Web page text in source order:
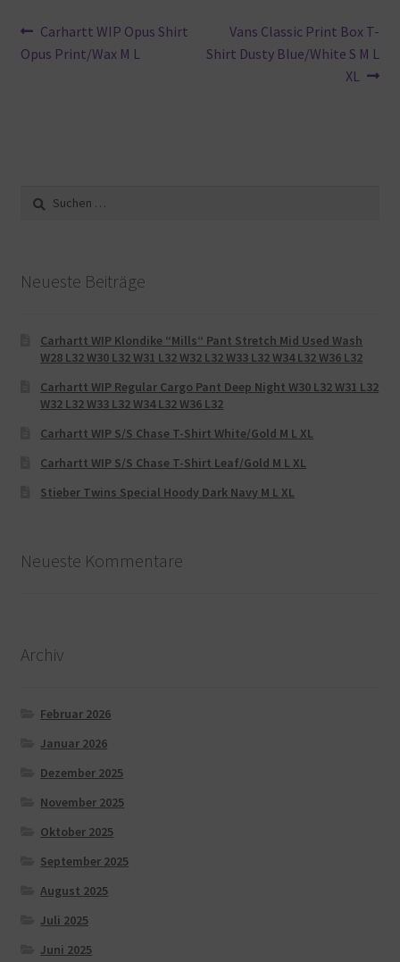
Beitragsnavigation
Vorheriger
Beitrag:
Carhartt WIP Opus Shirt
Opus Print/Wax M L
Nächster
Beitrag:
Vans Classic Print Box T-
Shirt Dusty Blue/White S M L
XL
Suche
nach:
Neueste Beiträge
Carhartt WIP Klondike “Mills“ Pant Stretch Mid Used Wash
W28 L32 W30 L32 W31 L32 W32 L32 W33 L32 W34 L32 W36 L32
Carhartt WIP Regular Cargo Pant Deep Night W30 L32 W31 L32
W32 L32 W33 L32 W34 L32 W36 L32
Carhartt WIP S/S Chase T-Shirt White/Gold M L XL
Carhartt WIP S/S Chase T-Shirt Leaf/Gold M L XL
Stieber Twins Special Hoody Dark Navy M L XL
Neueste Kommentare
Archiv
Februar 2026
Januar 2026
Dezember 2025
November 2025
Oktober 2025
September 2025
August 2025
Juli 2025
Juni 2025